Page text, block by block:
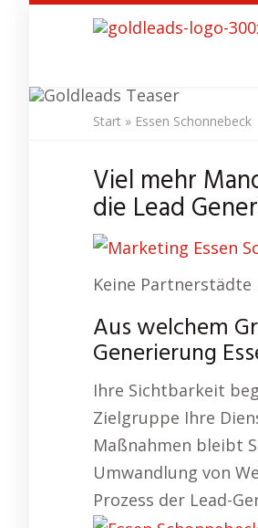
content
SEO
Start » Essen Schonnebeck
Viel mehr
die Lead
Keine
Aus welchem
Generierung
Ihre Sichtbarkeit
Zielgruppe Ihre
Maßnahmen bleibt
Umwandlung von
Prozess der Lead-